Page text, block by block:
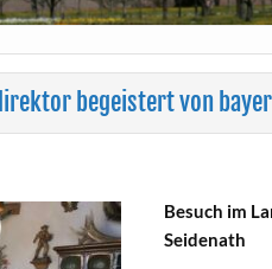
begeistert von
Besuch im
Seidenath